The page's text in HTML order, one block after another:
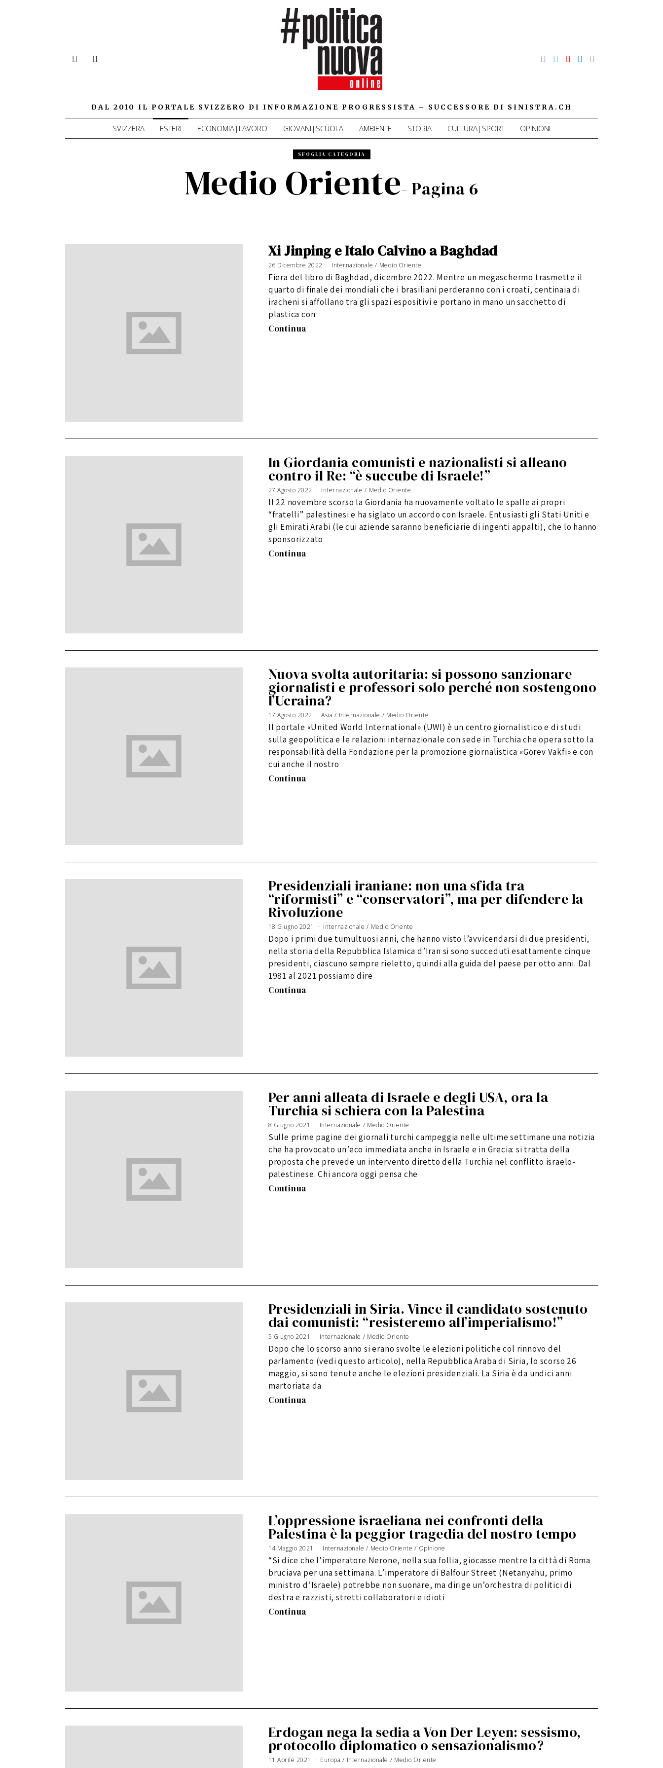
DAL 2010 IL PORTALE SVIZZERO DI INFORMAZIONE PROGRESSISTA – SUCCESSORE DI SINISTRA.CH
SVIZZERA ESTERI ECONOMIA|LAVORO GIOVANI|SCUOLA AMBIENTE STORIA CULTURA|SPORT OPINIONI
SFOGLIA CATEGORIA
Medio Oriente- Pagina 6
Xi Jinping e Italo Calvino a Baghdad
26 Dicembre 2022
r
l
e
0
2
Internazionale / Medio Oriente
Fiera del libro di Baghdad, dicembre 2022. Mentre un megaschermo trasmette il
quarto di finale dei mondiali che i brasiliani perderanno con i croati, centinaia di
iracheni si affollano tra gli spazi espositivi e portano in mano un sacchetto di
plastica con
Continua
In Giordania comunisti e nazionalisti si alleano
contro il Re: “è succube di Israele!”
27 Agosto 2022 Internazionale / Medio Oriente
Il 22 novembre scorso la Giordania ha nuovamente voltato le spalle ai propri
“fratelli” palestinesi e ha siglato un accordo con Israele. Entusiasti gli Stati Uniti e
gli Emirati Arabi (le cui aziende saranno beneficiarie di ingenti appalti), che lo hanno
sponsorizzato
Continua
Nuova svolta autoritaria: si possono sanzionare
giornalisti e professori solo perché non sostengono
l’Ucraina?
17 Agosto 2022 Asia / Internazionale / Medio Oriente
Il portale «United World International» (UWI) è un centro giornalistico e di studi
sulla geopolitica e le relazioni internazionale con sede in Turchia che opera sotto la
responsabilità della Fondazione per la promozione giornalistica «Görev Vakfi» e con
cui anche il nostro
Continua
Presidenziali iraniane: non una sfida tra
“riformisti” e “conservatori”, ma per difendere la
Rivoluzione
18 Giugno 2021 Internazionale / Medio Oriente
Dopo i primi due tumultuosi anni, che hanno visto l’avvicendarsi di due presidenti,
nella storia della Repubblica Islamica d’Iran si sono succeduti esattamente cinque
presidenti, ciascuno sempre rieletto, quindi alla guida del paese per otto anni. Dal
1981 al 2021 possiamo dire
Continua
Per anni alleata di Israele e degli USA, ora la
Turchia si schiera con la Palestina
8 Giugno 2021 Internazionale / Medio Oriente
Sulle prime pagine dei giornali turchi campeggia nelle ultime settimane una notizia
che ha provocato un’eco immediata anche in Israele e in Grecia: si tratta della
proposta che prevede un intervento diretto della Turchia nel conflitto israelo-
palestinese. Chi ancora oggi pensa che
Continua
Presidenziali in Siria. Vince il candidato sostenuto
dai comunisti: “resisteremo all’imperialismo!”
5 Giugno 2021
e
t
t
e
m
r
e
0
2
Internazionale / Medio Oriente
Dopo che lo scorso anno si erano svolte le elezioni politiche col rinnovo del
parlamento (vedi questo articolo), nella Repubblica Araba di Siria, lo scorso 26
maggio, si sono tenute anche le elezioni presidenziali. La Siria è da undici anni
martoriata da
Continua
L’oppressione israeliana nei confronti della
Palestina è la peggior tragedia del nostro tempo
14 Maggio 2021 Internazionale / Medio Oriente / Opinione
“Si dice che l’imperatore Nerone, nella sua follia, giocasse mentre la città di Roma
bruciava per una settimana. L’imperatore di Balfour Street (Netanyahu, primo
ministro d’Israele) potrebbe non suonare, ma dirige un’orchestra di politici di
destra e razzisti, stretti collaboratori e idioti
Continua
Erdogan nega la sedia a Von Der Leyen: sessismo,
protocollo diplomatico o sensazionalismo?
11 Aprile 2021 Europa / Internazionale / Medio Oriente